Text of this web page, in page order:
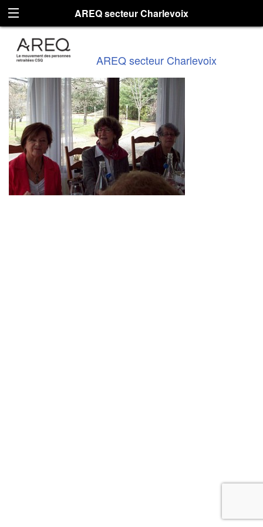
AREQ secteur Charlevoix
AREQ secteur Charlevoix